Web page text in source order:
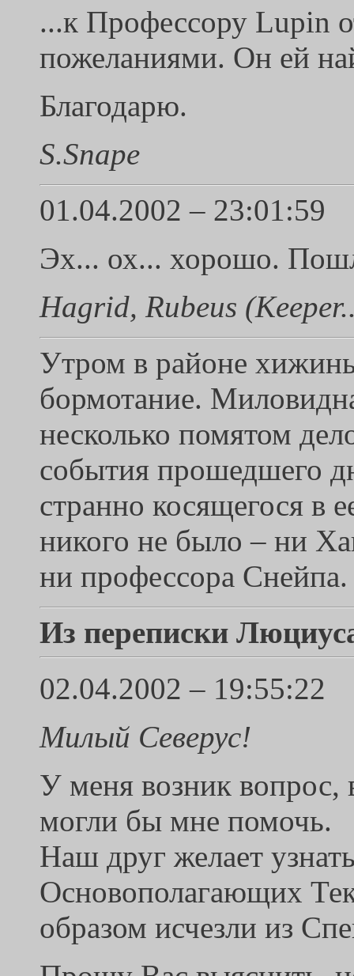
...к Профессору Lupin
пожеланиями. Он ей
Благодарю.
S.Snape
01.04.2002 – 23:01:59
Эх... ох... хорошо.
Hagrid, Rubeus
Утром в районе
бормотание.
несколько помятом
события прошедшего
странно косящегося в
никого не было – ни
ни профессора Снейпа.
Из переписки
02.04.2002 – 19:55:22
Милый Северус!
У меня возник вопрос,
могли бы мне помочь.
Наш друг желает
Основополагающих
образом исчезли из